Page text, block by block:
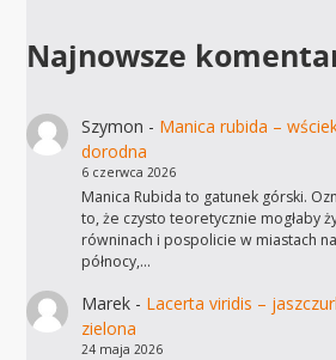
Najnowsze
Szymon - Manica rubida –
dorodna
6 czerwca 2026
Manica Rubida to gatunek górski.
to, że czysto teoretycznie mogłaby
równinach i pospolicie w miastach na
północy,…
Marek- Lacerta viridis –
zielona
24 maja 2026